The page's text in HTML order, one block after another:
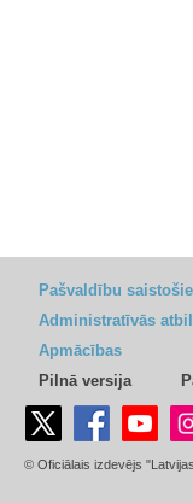
Pašvaldību
Administratīvās
Apmācības
Pilnā versija
© Oficiālais izdevējs